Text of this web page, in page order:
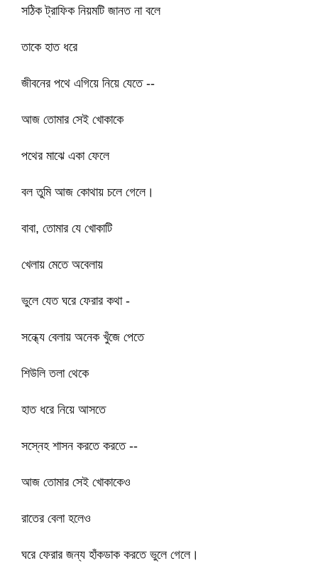
সঠিক ট্রাফিক নিয়মটি জানত না বলে
তাকে হাত ধরে
জীবনের পথে এগিয়ে নিয়ে যেতে --
আজ তোমার সেই খোকাকে
পথের মাঝে একা ফেলে
বল তুমি আজ কোথায় চলে গেলে।
বাবা, তোমার যে খোকাটি
খেলায় মেতে অবেলায়
ভুলে যেত ঘরে ফেরার কথা -
সন্ধ্যে বেলায় অনেক খুঁজে পেতে
শিউলি তলা থেকে
হাত ধরে নিয়ে আসতে
সস্নেহ শাসন করতে করতে --
আজ তোমার সেই খোকাকেও
রাতের বেলা হলেও
ঘরে ফেরার জন্য হাঁকডাক করতে ভুলে গেলে।